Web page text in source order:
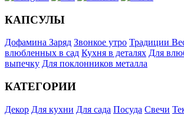
КАПСУЛЫ
Дофамина Заряд Звонкое утро Традиции
влюбленных в сад Кухня в деталях Для
выпечку Для поклонников металла
КАТЕГОРИИ
Декор Для кухни Для сада Посуда Свечи